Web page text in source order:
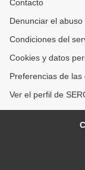
Contacto
Denunciar el abuso
Condiciones del
Cookies y datos
Preferencias de las
Ver el perfil de